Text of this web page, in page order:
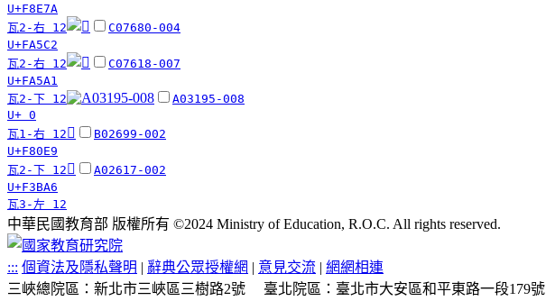
U+F8E7A
瓦2-右 12
C07680-004
U+FA5C2
瓦2-右 12
C07618-007
U+FA5A1
瓦2-下 12
A03195-008
U+ 0
瓦1-右 12 󸃩
B02699-002
U+F80E9
瓦2-下 12 󳮦
A02617-002
U+F3BA6
瓦3-左 12
中華民國教育部 版權所有 ©2024 Ministry of Education, R.O.C. All rights reserved.
::: 個資法及隱私聲明 | 辭典公眾授權網 | 意見交流 | 網網相連
三峽總院區：新北市三峽區三樹路2號
臺北院區：臺北市大安區和平東路一段179號